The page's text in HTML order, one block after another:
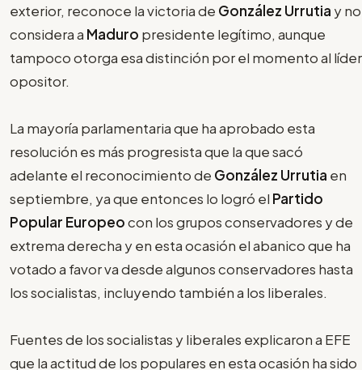
exterior, reconoce la victoria de González Urrutia y no
considera a Maduro presidente legítimo, aunque
tampoco otorga esa distinción por el momento al líder
opositor.
La mayoría parlamentaria que ha aprobado esta
resolución es más progresista que la que sacó
adelante el reconocimiento de González Urrutia en
septiembre, ya que entonces lo logró el Partido
Popular Europeocon los grupos conservadores y de
extrema derecha y en esta ocasión el abanico que ha
votado a favor va desde algunos conservadores hasta
los socialistas, incluyendo también a los liberales.
Fuentes de los socialistas y liberales explicaron a EFE
que la actitud de los populares en esta ocasión ha sido